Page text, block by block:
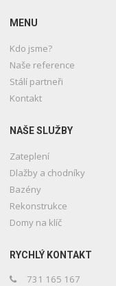
MENU
Kdo jsme?
Naše reference
Stálí partneři
Kontakt
NAŠE SLUŽBY
Zateplení
Dlažby a chodníky
Bazény
Rekonstrukce
Domy na klíč
RYCHLÝ KONTAKT
731 165 167